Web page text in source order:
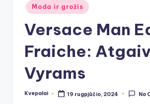
Posted
in
Moda ir grožis
Versace Man
Fraiche:
Vyrams
Posted
Kvepalai 19 rugpjūčio, 2024 No